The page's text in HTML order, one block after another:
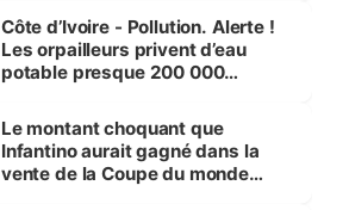
Côte d’Ivoire - Pollution. Alerte !
Les orpailleurs privent d’eau
potable presque 200 000
Le montant choquant que
Infantino aurait gagné dans la
vente de la Coupe du monde